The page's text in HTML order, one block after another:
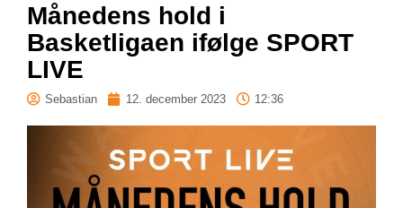
Månedens hold i
Basketligaen ifølge SPORT
LIVE
Sebastian 12. december 2023 12:36